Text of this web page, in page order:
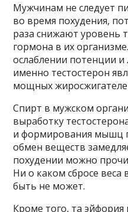
Мужчинам не следует
во время похудения,
раза снижают уровень
гормона в их
ослаблении потенции
именно тестостерон
мощных
Спирт в мужском
выработку
и формирования мышц
обмен веществ
похудении можно
Ни о каком сбросе веса
быть не может.
Кроме того, та